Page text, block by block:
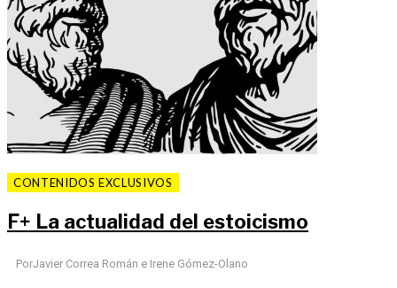
CONTENIDOS EXCLUSIVOS
F+ La actualidad del estoicismo
PorJavier Correa Román e Irene Gómez-Olano